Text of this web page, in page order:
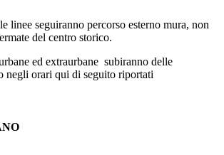
linee seguiranno percorso esterno mura, non
del centro storico.
ed extraurbane subiranno delle
negli orari qui di seguito riportati